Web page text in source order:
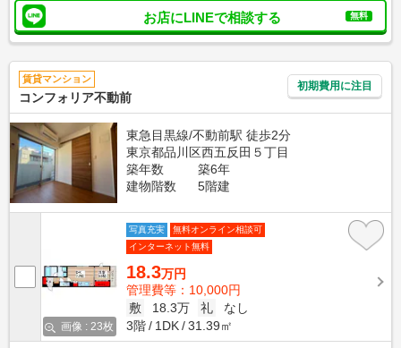
お店にLINEで相談する 無料
賃貸マンション
コンフォリア不動前
初期費用に注目
東急目黒線/不動前駅 徒歩2分
東京都品川区西五反田５丁目
築年数
築6年
建物階数
5階建
画像 : 23枚
写真充実
無料オンライン相談可
インターネット無料
18.3万円
管理費等：10,000円
敷
18.3万 礼
なし
3階
1DK 31.39㎡